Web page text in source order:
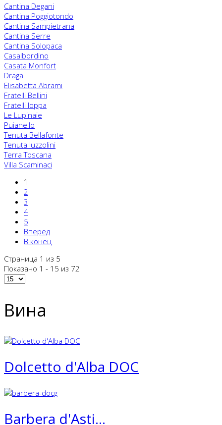
Cantina Degani
Cantina Poggiotondo
Cantina Sampietrana
Cantina Serre
Cantina Solopaca
Casalbordino
Casata Monfort
Draga
Elisabetta Abrami
Fratelli Bellini
Fratelli Ioppa
Le Lupinaie
Puianello
Tenuta Bellafonte
Tenuta Iuzzolini
Terra Toscana
Villa Scaminaci
1
2
3
4
5
Вперед
В конец
Страница 1 из 5
Показано 1 - 15 из 72
Вина
Dolcetto d'Alba DOC
Barbera d'Asti...